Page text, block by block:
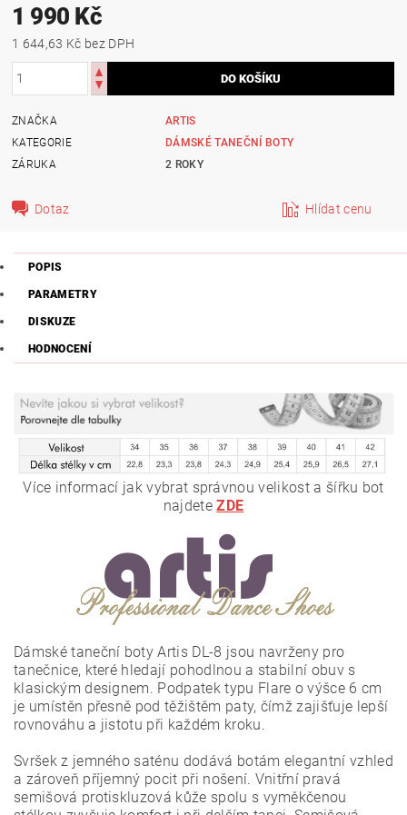
1 990 Kč
1 644,63 Kč bez DPH
ZNAČKA
ARTIS
KATEGORIE
DÁMSKÉ TANEČNÍ BOTY
ZÁRUKA
2 ROKY
Dotaz Hlídat cenu
POPIS
PARAMETRY
DISKUZE
HODNOCENÍ
Více informací jak vybrat správnou velikost a šířku bot
najdeteZDE
Dámské taneční boty Artis DL-8 jsou navrženy pro
tanečnice, které hledají pohodlnou a stabilní obuv s
klasickým designem. Podpatek typu Flare o výšce 6 cm
je umístěn přesně pod těžištěm paty, čímž zajišťuje lepší
rovnováhu a jistotu při každém kroku.
Svršek z jemného saténu dodává botám elegantní vzhled
a zároveň příjemný pocit při nošení. Vnitřní pravá
semišová protiskluzová kůže spolu s vyměkčenou